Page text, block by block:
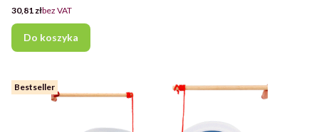
Cena
30,81 złbez VAT
Do koszyka
Bestseller